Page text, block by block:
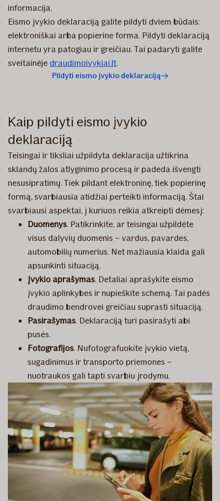
informacija.
Eismo įvykio deklaraciją galite pildyti dviem būdais:
elektroniškai arba popierine forma. Pildyti deklaraciją
internetu yra patogiau ir greičiau. Tai padaryti galite
sveitainėje draudimoivykiai.lt.
Pildyti eismo įvykio deklaraciją
Kaip pildyti eismo įvykio
deklaraciją
Teisingai ir tiksliai užpildyta deklaracija užtikrina
sklandų žalos atlyginimo procesą ir padeda išvengti
nesusipratimų. Tiek pildant elektroninę, tiek popierinę
formą, svarbiausia atidžiai perteikti informaciją. Štai
svarbiausi aspektai, į kuriuos reikia atkreipti dėmesį:
Duomenys. Patikrinkite, ar teisingai užpildėte
visus dalyvių duomenis – vardus, pavardes,
automobilių numerius. Net mažiausia klaida gali
apsunkinti situaciją.
Įvykio aprašymas. Detaliai aprašykite eismo
įvykio aplinkybes ir nupieškite schemą. Tai padės
draudimo bendrovei greičiau suprasti situaciją.
Pasirašymas. Deklaraciją turi pasirašyti abi
pusės.
Fotografijos. Nufotografuokite įvykio vietą,
sugadinimus ir transporto priemones –
nuotraukos gali tapti svarbiu įrodymu.